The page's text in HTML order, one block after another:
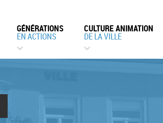
GÉNÉRATIONS
EN ACTIONS
CULTURE ANIMATION
DE LA VILLE